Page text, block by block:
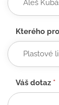
Kterého
Váš dotaz *